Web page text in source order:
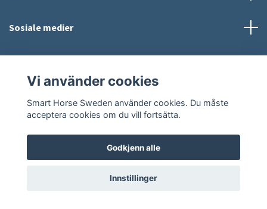
Sosiale medier
© 2026 Smart Horse SwedenPowered by Quickbutik
Vi använder cookies
Smart Horse Sweden använder cookies. Du måste
acceptera cookies om du vill fortsätta.
Godkjenn alle
Innstillinger